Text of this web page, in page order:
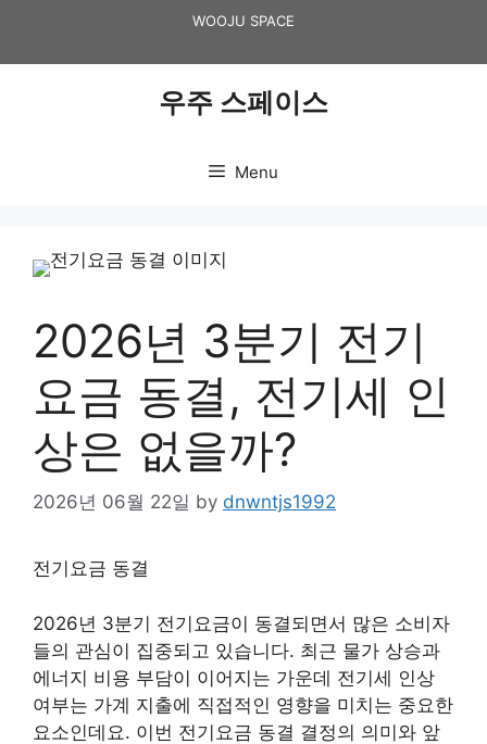
content
WOOJU SPACE
우주 스페이스
Menu
2026년 3분기 전기
요금 동결, 전기세 인
상은 없을까?
2026년 06월 22일 by dnwntjs1992
전기요금 동결
2026년 3분기 전기요금이 동결되면서 많은 소비자
들의 관심이 집중되고 있습니다. 최근 물가 상승과
에너지 비용 부담이 이어지는 가운데 전기세 인상
여부는 가계 지출에 직접적인 영향을 미치는 중요한
요소인데요. 이번 전기요금 동결 결정의 의미와 앞